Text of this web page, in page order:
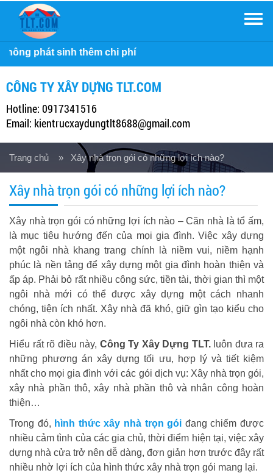
CÔNG TY XÂY DỰNG TLT.COM
Hotline: 0917341516
Email: kientrucxaydungtlt8688@gmail.com
Trang chủ » Xây nhà trọn gói có những lợi ích nào?
Xây nhà trọn gói có những lợi ích nào?
Xây nhà trọn gói có những lợi ích nào – Căn nhà là tổ ấm,
là mục tiêu hướng đến của mọi gia đình. Việc xây dựng
một ngôi nhà khang trang chính là niềm vui, niềm hạnh
phúc là nền tảng để xây dựng một gia đình hoàn thiện và
ấp áp. Phải bỏ rất nhiều công sức, tiền tài, thời gian thì một
ngôi nhà mới có thể được xây dựng một cách nhanh
chóng, tiện ích nhất. Xây nhà đã khó, giữ gìn tạo kiểu cho
ngôi nhà còn khó hơn.
Hiểu rất rõ điều này, Công Ty Xây Dựng TLT. luôn đưa ra
những phương án xây dựng tối ưu, hợp lý và tiết kiệm
nhất cho mọi gia đình với các gói dịch vụ: Xây nhà trọn gói,
xây nhà phần thô, xây nhà phần thô và nhân công hoàn
thiện…
Trong đó, hình thức xây nhà trọn gói đang chiếm được
nhiều cảm tình của các gia chủ, thời điểm hiện tại, việc xây
dựng nhà cửa trở nên dễ dàng, đơn giản hơn trước đây rất
nhiều nhờ lợi ích của hình thức xây nhà trọn gói mang lại.